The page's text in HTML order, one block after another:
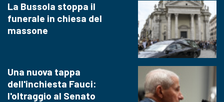
La Bussola stoppa il
funerale in chiesa del
massone
Una nuova tappa
dell'inchiesta Fauci:
l'oltraggio al Senato